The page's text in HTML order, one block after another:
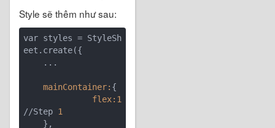
Style sẽ thêm như sau:
var styles = StyleSh
eet.create({
    mainContainer:
        flex:
1
//Step 1